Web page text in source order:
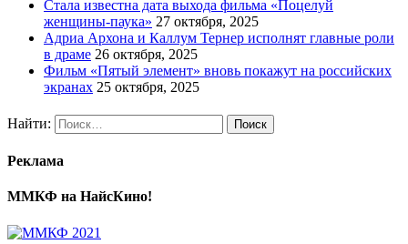
Стала известна дата выхода фильма «Поцелуй
женщины-паука» 27 октября, 2025
Адриа Архона и Каллум Тернер исполнят главные роли
в драме 26 октября, 2025
Фильм «Пятый элемент» вновь покажут на российских
экранах 25 октября, 2025
Найти:
Реклама
ММКФ на НайсКино!